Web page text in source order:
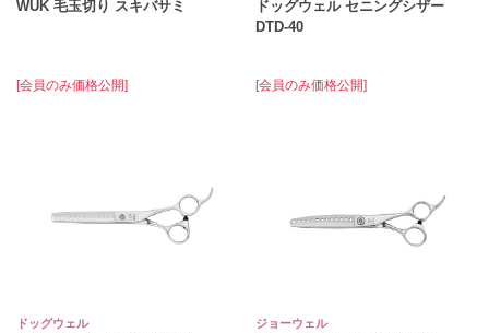
WUK 毛玉切り スキバサミ
[会員のみ価格公開]
ドッグウェル セニングシザー
DTD-40
[会員のみ価格公開]
ドッグウェル ジョーウェル